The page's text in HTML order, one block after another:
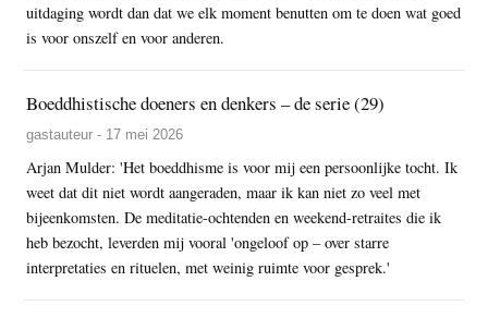
uitdaging wordt dan dat we elk moment benutten om te doen wat goed
is voor onszelf en voor anderen.
Boeddhistische doeners en denkers – de serie (29)
gastauteur - 17 mei 2026
Arjan Mulder: 'Het boeddhisme is voor mij een persoonlijke tocht. Ik
weet dat dit niet wordt aangeraden, maar ik kan niet zo veel met
bijeenkomsten. De meditatie-ochtenden en weekend-retraites die ik
heb bezocht, leverden mij vooral 'ongeloof op – over starre
interpretaties en rituelen, met weinig ruimte voor gesprek.'